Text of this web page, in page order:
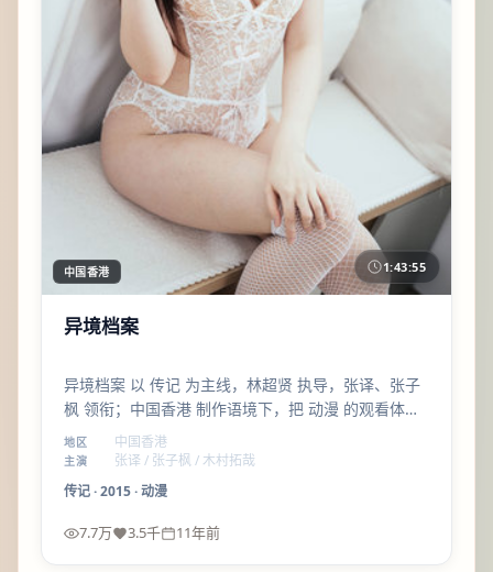
中国香港 1:43:55
异境档案
异境档案 以 传记 为主线，林超贤 执导，张译、张子
枫 领衔；中国香港 制作语境下，把 动漫 的观看体验
做得更细腻——配角线比主线更锋利，值得一看。
地区 中国香港
主演
张译 / 张子枫 / 木村拓哉
传记·2015·动漫
7.7万 3.5千 11年前